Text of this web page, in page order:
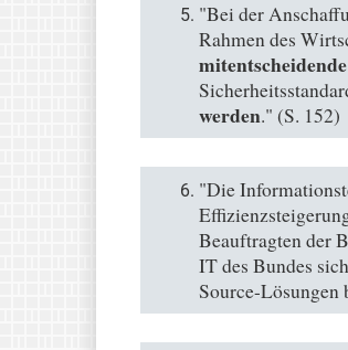
"Bei der
Rahmen des
werden." (S. 152)
"Die
Beauftragten der
IT des Bundes
Source-Lösungen